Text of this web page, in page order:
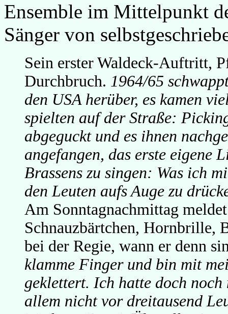
Ensemble im Mittelpunkt
Sänger von
Sein erster Waldeck-Auftritt,
Durchbruch. 1964/65
den USA herüber, es kamen
spielten auf der Straße:
abgeguckt und es ihnen
angefangen, das erste eigene
Brassens zu singen: Was ich
den Leuten aufs Auge zu
Am Sonntagnachmittag
Schnauzbärtchen, Hornbrille,
bei der Regie, wann er denn
klamme Finger und bin mit
geklettert. Ich hatte doch
allem nicht vor dreitausend